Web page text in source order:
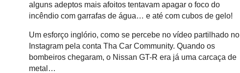
alguns adeptos mais afoitos tentavam apagar o foco do
incêndio com garrafas de água… e até com cubos de gelo!
Um esforço inglório, como se percebe no vídeo partilhado no
Instagram pela conta Tha Car Community. Quando os
bombeiros chegaram, o Nissan GT-R era já uma carcaça de
metal…